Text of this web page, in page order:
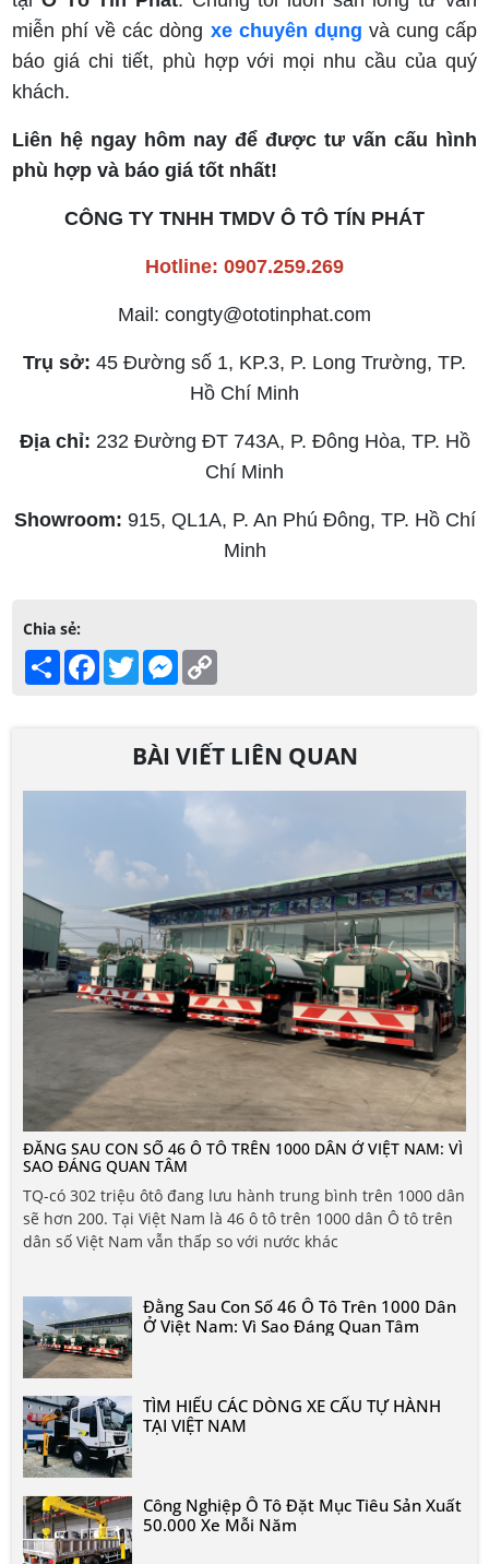
miễn phí về các dòng xe chuyên dụng và cung cấp
báo giá chi tiết, phù hợp với mọi nhu cầu của quý
khách.
Liên hệ ngay hôm nay để được tư vấn cấu hình
phù hợp và báo giá tốt nhất!
CÔNG TY TNHH TMDV Ô TÔ TÍN PHÁT
Hotline: 0907.259.269
Mail: congty@ototinphat.com
Trụ sở: 45 Đường số 1, KP.3, P. Long Trường, TP.
Hồ Chí Minh
Địa chỉ: 232 Đường ĐT 743A, P. Đông Hòa, TP. Hồ
Chí Minh
Showroom: 915, QL1A, P. An Phú Đông, TP. Hồ Chí
Minh
Chia sẻ:
Share Facebook
TwitterMessenger
BÀI VIẾT LIÊN QUAN
ĐẰNG SAU CON SỐ 46 Ô TÔ TRÊN 1000 DÂN Ở VIỆT NAM: VÌ
SAO ĐÁNG QUAN TÂM
TQ-có 302 triệu ôtô đang lưu hành trung bình trên 1000 dân
sẽ hơn 200. Tại Việt Nam là 46 ô tô trên 1000 dân Ô tô trên
dân số Việt Nam vẫn thấp so với nước khác
Đằng Sau Con Số 46 Ô Tô Trên 1000 Dân
Ở Việt Nam: Vì Sao Đáng Quan Tâm
TÌM HIỂU CÁC DÒNG XE CẨU TỰ HÀNH
TẠI VIỆT NAM
Công Nghiệp Ô Tô Đặt Mục Tiêu Sản Xuất
50.000 Xe Mỗi Năm